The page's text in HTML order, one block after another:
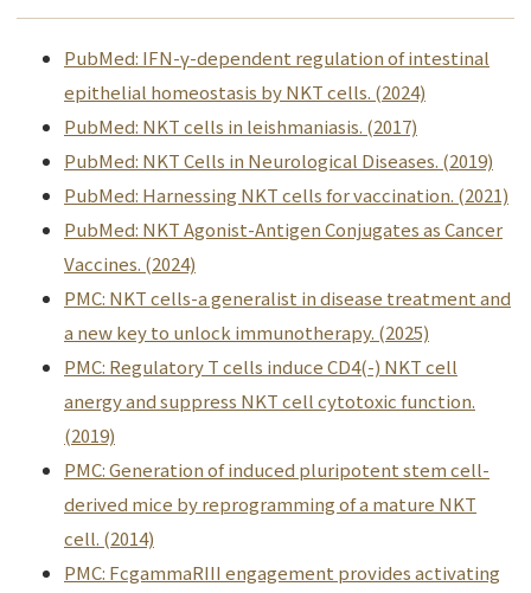
PubMed: IFN-γ-dependent regulation of intestinal
epithelial homeostasis by NKT cells. (2024)
PubMed: NKT cells in leishmaniasis. (2017)
PubMed: NKT Cells in Neurological Diseases. (2019)
PubMed: Harnessing NKT cells for vaccination. (2021)
PubMed: NKT Agonist-Antigen Conjugates as Cancer
Vaccines. (2024)
PMC: NKT cells-a generalist in disease treatment and
a new key to unlock immunotherapy. (2025)
PMC: Regulatory T cells induce CD4(-) NKT cell
anergy and suppress NKT cell cytotoxic function.
(2019)
PMC: Generation of induced pluripotent stem cell-
derived mice by reprogramming of a mature NKT
cell. (2014)
PMC: FcgammaRIII engagement provides activating